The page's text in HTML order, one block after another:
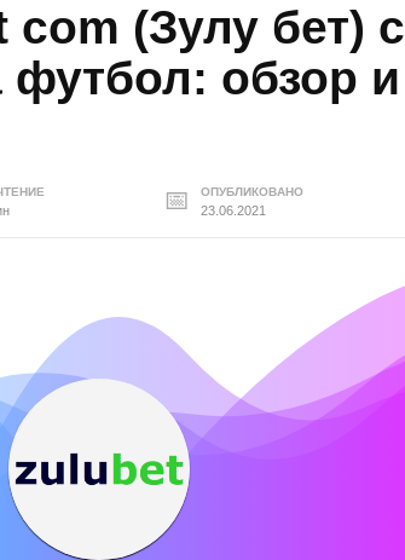
(Зулу бет) с
футбол: обзор и
ОПУБЛИКОВАНО
23.06.2021